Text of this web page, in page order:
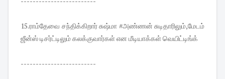
15.ராம்தேவை சந்திக்கிறார் சுஷ்மா #அண்ணன் சுடிதாரிலும்,மேடம்
ஜீன்ஸ் டிசர்ட்டிலும் கலக்குவார்கள் என மீடியாக்கள் வெயிட்டிங்க்
-------------------------